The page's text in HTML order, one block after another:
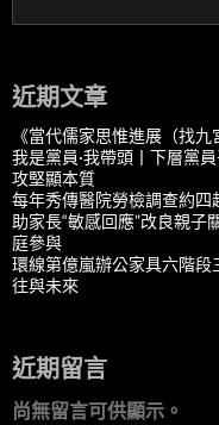
近期文章
《當代儒家思惟進展（找
我是黨員·我帶頭丨下層黨
攻堅顯本質
每年秀傳醫院勞檢調查約
助家長“敏感回應”改良親子
庭參與
環線第億嵐辦公家具六階段
往與未來
近期留言
尚無留言可供顯示。